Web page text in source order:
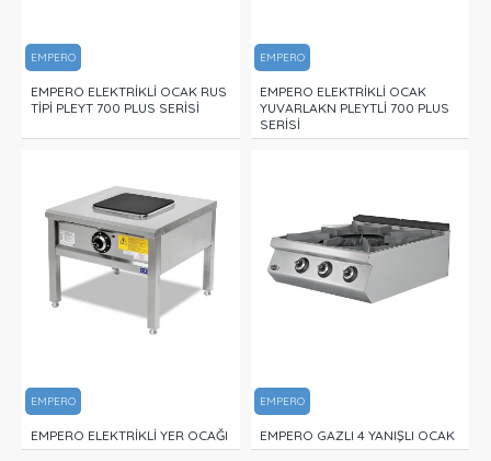
EMPERO
EMPERO ELEKTRİKLİ OCAK RUS
TİPİ PLEYT 700 PLUS SERİSİ
EMPERO
EMPERO ELEKTRİKLİ OCAK
YUVARLAKN PLEYTLİ 700 PLUS
SERİSİ
EMPERO
EMPERO ELEKTRİKLİ YER OCAĞI
EMPERO
EMPERO GAZLI 4 YANIŞLI OCAK